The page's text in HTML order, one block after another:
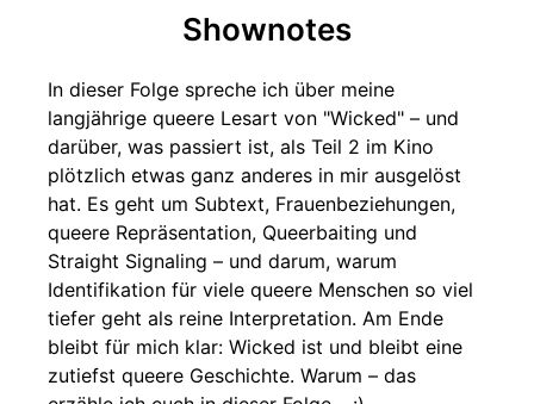
Shownotes
In dieser Folge spreche ich über meine
langjährige queere Lesart von "Wicked" – und
darüber, was passiert ist, als Teil 2 im Kino
plötzlich etwas ganz anderes in mir ausgelöst
hat. Es geht um Subtext, Frauenbeziehungen,
queere Repräsentation, Queerbaiting und
Straight Signaling – und darum, warum
Identifikation für viele queere Menschen so viel
tiefer geht als reine Interpretation. Am Ende
bleibt für mich klar: Wicked ist und bleibt eine
zutiefst queere Geschichte. Warum – das